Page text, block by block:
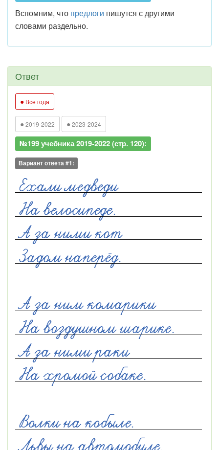
Вспомним, что предлоги пишутся с другими
словами раздельно.
Ответ
● Все года
● 2019-2022 ● 2023-2024
№199 учебника 2019-2022 (стр. 120):
Вариант ответа #1: